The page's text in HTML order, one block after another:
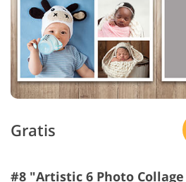
Gratis
#8 "Artistic 6 Photo